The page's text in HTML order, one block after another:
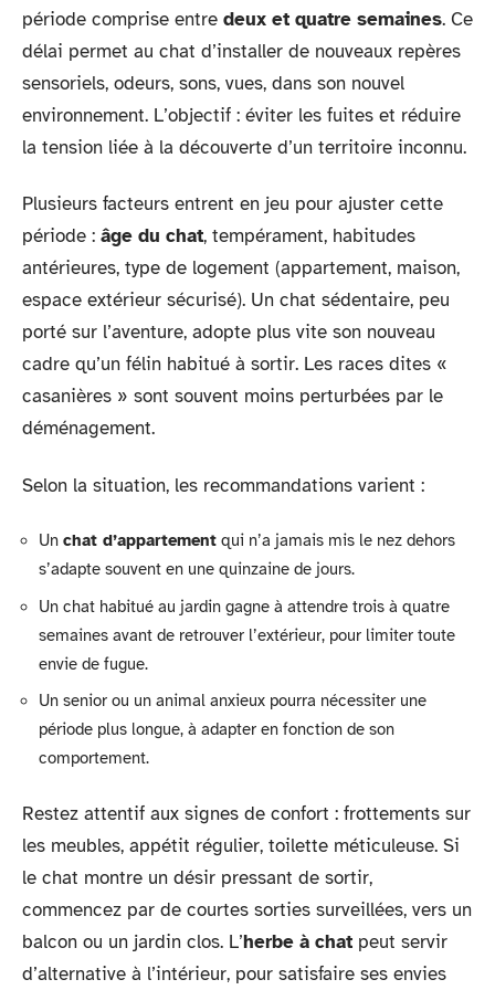
période comprise entre deux et quatre semaines. Ce
délai permet au chat d’installer de nouveaux repères
sensoriels, odeurs, sons, vues, dans son nouvel
environnement. L’objectif : éviter les fuites et réduire
la tension liée à la découverte d’un territoire inconnu.
Plusieurs facteurs entrent en jeu pour ajuster cette
période : âge du chat, tempérament, habitudes
antérieures, type de logement (appartement, maison,
espace extérieur sécurisé). Un chat sédentaire, peu
porté sur l’aventure, adopte plus vite son nouveau
cadre qu’un félin habitué à sortir. Les races dites «
casanières » sont souvent moins perturbées par le
déménagement.
Selon la situation, les recommandations varient :
Un chat d’appartement qui n’a jamais mis le nez dehors
s’adapte souvent en une quinzaine de jours.
Un chat habitué au jardin gagne à attendre trois à quatre
semaines avant de retrouver l’extérieur, pour limiter toute
envie de fugue.
Un senior ou un animal anxieux pourra nécessiter une
période plus longue, à adapter en fonction de son
comportement.
Restez attentif aux signes de confort : frottements sur
les meubles, appétit régulier, toilette méticuleuse. Si
le chat montre un désir pressant de sortir,
commencez par de courtes sorties surveillées, vers un
balcon ou un jardin clos. L’herbe à chat peut servir
d’alternative à l’intérieur, pour satisfaire ses envies